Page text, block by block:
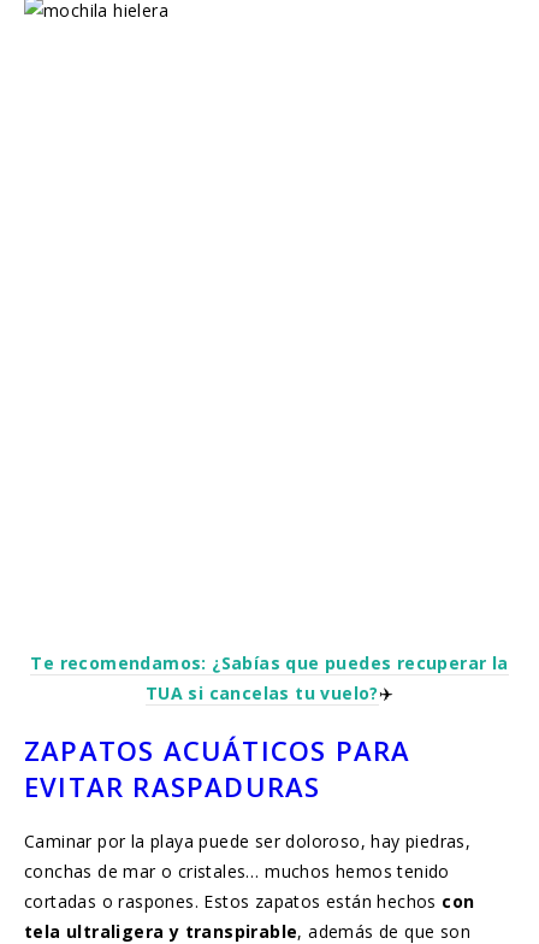
Te recomendamos: ¿Sabías que puedes recuperar la
TUA si cancelas tu vuelo?✈️
ZAPATOS ACUÁTICOS PARA
EVITAR RASPADURAS
Caminar por la playa puede ser doloroso, hay piedras,
conchas de mar o cristales… muchos hemos tenido
cortadas o raspones. Estos zapatos están hechos con
tela ultraligera y transpirable, además de que son